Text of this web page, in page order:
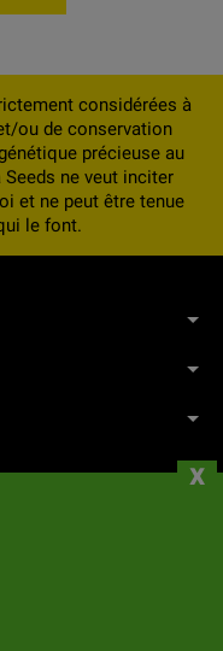
considérées à
ou de conservation
précieuse au
ne veut inciter
et ne peut être tenue
le font.
x